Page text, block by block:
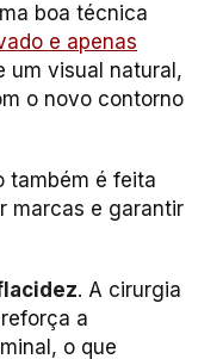
boa técnica
e apenas
um visual natural,
o novo contorno
também é feita
marcas e garantir
. A cirurgia
a
o que